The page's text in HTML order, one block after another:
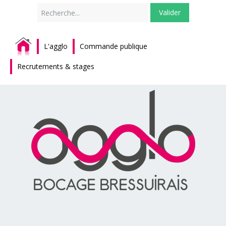
Valider
L'agglo Commande publique
Recrutements & stages